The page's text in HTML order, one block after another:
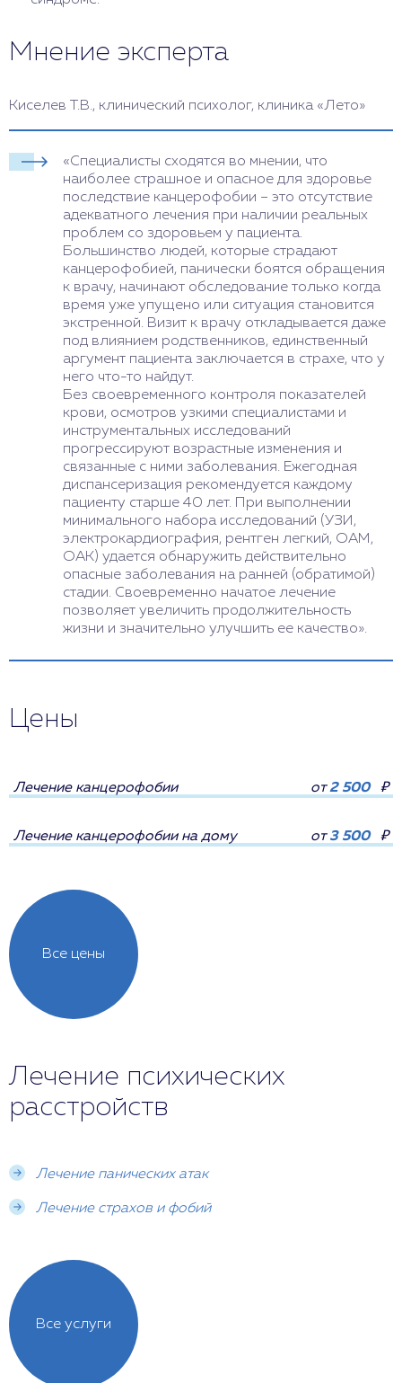
Мнение эксперта
Киселев Т.В., клинический психолог, клиника «Лето»
«Специалисты сходятся во мнении, что
наиболее страшное и опасное для здоровье
последствие канцерофобии – это отсутствие
адекватного лечения при наличии реальных
проблем со здоровьем у пациента.
Большинство людей, которые страдают
канцерофобией, панически боятся обращения
к врачу, начинают обследование только когда
время уже упущено или ситуация становится
экстренной. Визит к врачу откладывается даже
под влиянием родственников, единственный
аргумент пациента заключается в страхе, что у
него что-то найдут.
Без своевременного контроля показателей
крови, осмотров узкими специалистами и
инструментальных исследований
прогрессируют возрастные изменения и
связанные с ними заболевания. Ежегодная
диспансеризация рекомендуется каждому
пациенту старше 40 лет. При выполнении
минимального набора исследований (УЗИ,
электрокардиография, рентген легкий, ОАМ,
ОАК) удается обнаружить действительно
опасные заболевания на ранней (обратимой)
стадии. Своевременно начатое лечение
позволяет увеличить продолжительность
жизни и значительно улучшить ее качество».
Цены
Все цены
Лечение канцерофобии от2 500 ₽
Лечение канцерофобии на дому от3 500 ₽
Лечение психических
расстройств
Лечение панических атак
Лечение страхов и фобий
Все услуги